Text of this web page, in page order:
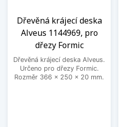
Dřevěná krájecí deska
Alveus 1144969, pro
dřezy Formic
Dřevěná krájecí deska Alveus.
Určeno pro dřezy Formic.
Rozměr 366 x 250 x 20 mm.